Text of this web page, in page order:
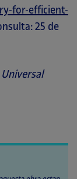
for-efficient-
25 de
Universal